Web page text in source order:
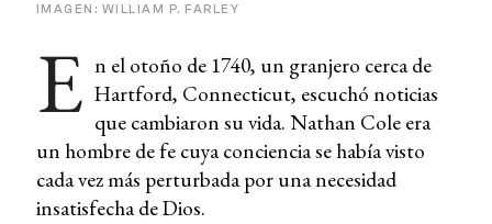
IMAGEN: WILLIAM P. FARLEY
E n el otoño de 1740, un granjero cerca de
Hartford, Connecticut, escuchó noticias
que cambiaron su vida. Nathan Cole era
un hombre de fe cuya conciencia se había visto
cada vez más perturbada por una necesidad
insatisfecha de Dios.